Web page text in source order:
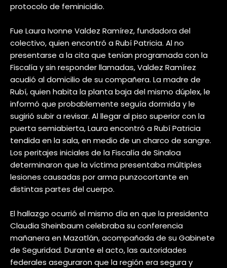
protocolo de feminicidio.
Fue Laura Ivonne Valdez Ramírez, fundadora del
colectivo, quien encontró a Rubí Patricia. Al no
presentarse a la cita que tenían programada con la
Fiscalía y sin responder llamadas, Valdez Ramírez
acudió al domicilio de su compañera. La madre de
Rubí, quien habita la planta baja del mismo dúplex, le
informó que probablemente seguía dormida y le
sugirió subir a revisar. Al llegar al piso superior con la
puerta semiabierta, Laura encontró a Rubí Patricia
tendida en la sala, en medio de un charco de sangre.
Los peritajes iniciales de la Fiscalía de Sinaloa
determinaron que la víctima presentaba múltiples
lesiones causadas por arma punzocortante en
distintas partes del cuerpo.
El hallazgo ocurrió el mismo día en que la presidenta
Claudia Sheinbaum celebraba su conferencia
mañanera en Mazatlán, acompañada de su Gabinete
de Seguridad. Durante el acto, las autoridades
federales aseguraron que la región era segura y